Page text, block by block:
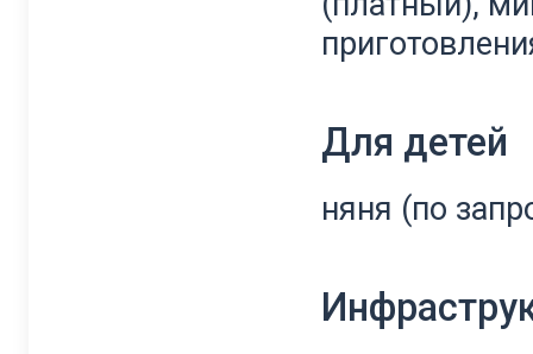
Для детей
няня (по